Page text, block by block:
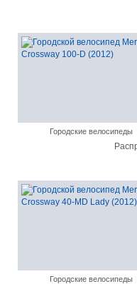
Городские велосипеды
Городские велосипеды